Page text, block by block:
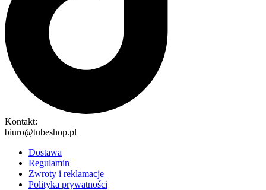
Kontakt:
biuro@tubeshop.pl
Dostawa
Regulamin
Zwroty i reklamacje
Polityka prywatności